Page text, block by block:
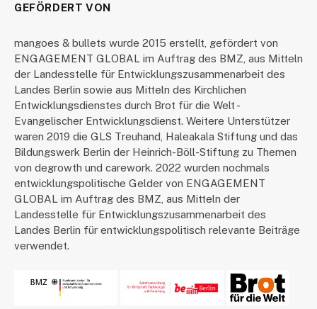
GEFÖRDERT VON
mangoes & bullets wurde 2015 erstellt, gefördert von
ENGAGEMENT GLOBAL im Auftrag des BMZ, aus Mitteln
der Landesstelle für Entwicklungszusammenarbeit des
Landes Berlin sowie aus Mitteln des Kirchlichen
Entwicklungsdienstes durch Brot für die Welt -
Evangelischer Entwicklungsdienst. Weitere Unterstützer
waren 2019 die GLS Treuhand, Haleakala Stiftung und das
Bildungswerk Berlin der Heinrich-Böll-Stiftung zu Themen
von degrowth und carework. 2022 wurden nochmals
entwicklungspolitische Gelder von ENGAGEMENT
GLOBAL im Auftrag des BMZ, aus Mitteln der
Landesstelle für Entwicklungszusammenarbeit des
Landes Berlin für entwicklungspolitisch relevante Beiträge
verwendet.